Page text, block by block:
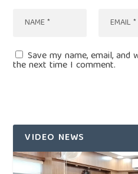
Save my name, email,
the next time I comment.
VIDEO NEWS